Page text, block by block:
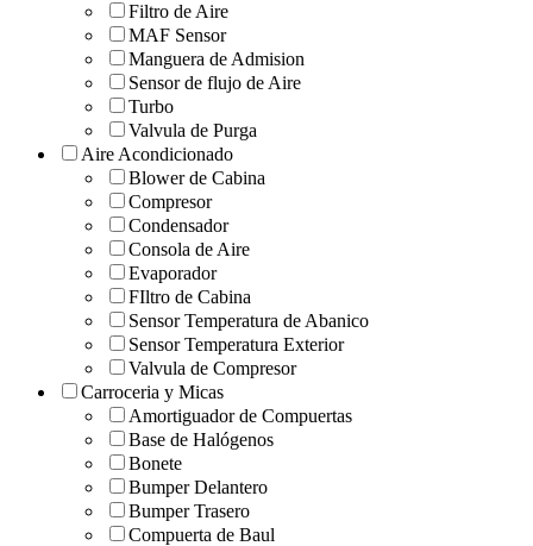
Filtro de Aire
MAF Sensor
Manguera de Admision
Sensor de flujo de Aire
Turbo
Valvula de Purga
Aire Acondicionado
Blower de Cabina
Compresor
Condensador
Consola de Aire
Evaporador
FIltro de Cabina
Sensor Temperatura de Abanico
Sensor Temperatura Exterior
Valvula de Compresor
Carroceria y Micas
Amortiguador de Compuertas
Base de Halógenos
Bonete
Bumper Delantero
Bumper Trasero
Compuerta de Baul